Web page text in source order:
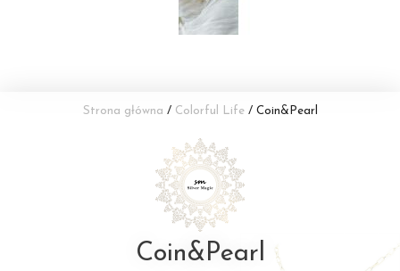
Strona główna / Colorful Life/ Coin&Pearl
Coin&Pearl